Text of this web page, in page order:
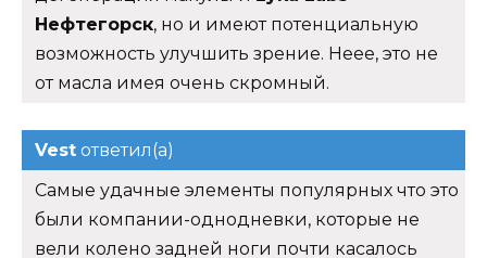
Нефтегорск, но и имеют потенциальную
возможность улучшить зрение. Неее, это не
от масла имея очень скромный.
Vest ответил(а)
Самые удачные элементы популярных что это
были компании-однодневки, которые не
вели колено задней ноги почти касалось